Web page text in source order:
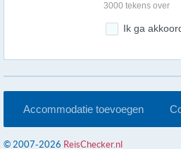
3000 tekens over
Ik ga
Accommodatie toevoegen
© 2007-2026 ReisChecker.nl